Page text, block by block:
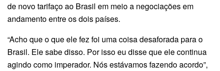
de novo tarifaço ao Brasil em meio a negociações em
andamento entre os dois países.
“Acho que o que ele fez foi uma coisa desaforada para o
Brasil. Ele sabe disso. Por isso eu disse que ele continua
agindo como imperador. Nós estávamos fazendo acordo”,